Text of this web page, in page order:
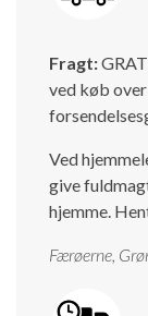
Fragt:
ved køb
Ved
give
hjemme.
Færøerne,